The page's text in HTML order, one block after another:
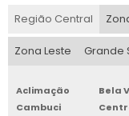
Região Central
Zona Leste Grande
Aclimação Bela
Cambuci